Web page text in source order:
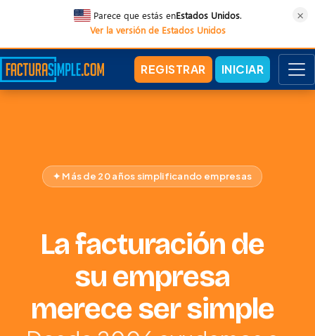
Parece que estás enEstados Unidos.
Ver la versión de Estados Unidos
×
REGISTRAR INICIAR
✦ Más de 20 años simplificando empresas
La facturación de
su empresa
merece ser simple